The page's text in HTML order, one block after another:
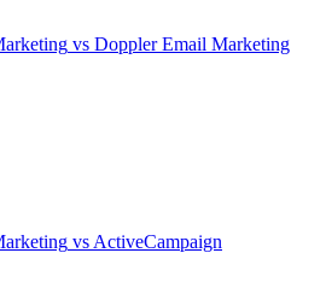
vs Doppler Email Marketing
vs ActiveCampaign